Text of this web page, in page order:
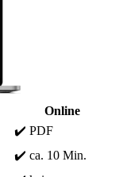
Online
✔️ PDF
✔️ ca. 10 Min.